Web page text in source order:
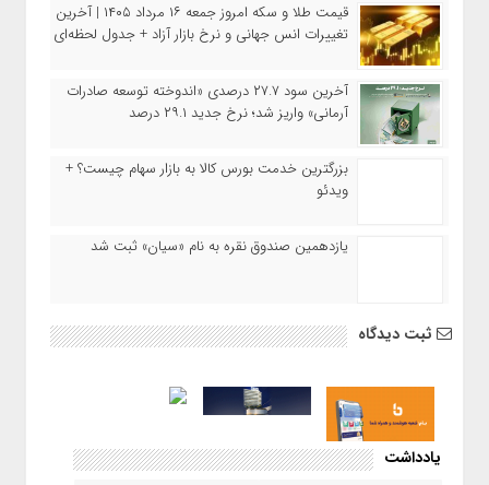
قیمت طلا و سکه امروز جمعه ۱۶ مرداد ۱۴۰۵ | آخرین
تغییرات انس جهانی و نرخ بازار آزاد + جدول لحظه‌ای
آخرین سود ۲۷.۷ درصدی «اندوخته توسعه صادرات
آرمانی» واریز شد؛ نرخ جدید ۲۹.۱ درصد
بزرگترین خدمت بورس کالا به بازار سهام چیست؟ +
ویدئو
یازدهمین صندوق نقره به نام «سیان» ثبت شد
ثبت دیدگاه
یادداشت